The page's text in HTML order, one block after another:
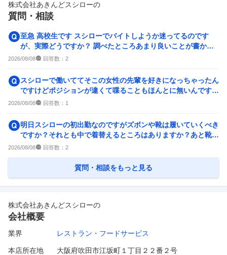
株式会社あきんどスシローの
質問・相談
至急 高校生です スシローでバイトしようか迷ってるのです
が、実際どうですか？ 調べたところあまり良いことが書かれ
てなかったです。もちろ...
2026/08/08 回答数： 2
スシローで働いててそこの女性の先輩を好きになっちゃったん
ですけどポジションが違くて喋ることもほんとに無いんですが
どうすればいいですかね？
2026/08/08 回答数： 1
明日スシローの初出勤なのですがズボンや靴は履いていくべき
ですか？それとも中で着替えるところはありますか？あと靴は
毎回持ち帰りですか？
2026/08/08 回答数： 2
質問・相談をもっと見る
株式会社あきんどスシローの
会社概要
業界 レストラン・フードサービス
本店所在地 大阪府吹田市江坂町１丁目２２番２号